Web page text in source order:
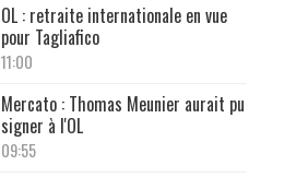
OL : retraite internationale en vue
pour Tagliafico
11:00
Mercato : Thomas Meunier aurait pu
signer à l'OL
09:55